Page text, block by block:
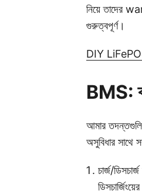
নিয়ে তাদের
গুরুত্বপূর্ণ।
DIY LiFePO4
BMS:
আমার তদন্তগুলি
অসুবিধার সাথে
চার্জ/